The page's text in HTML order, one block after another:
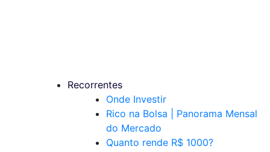
Recorrentes
Onde Investir
Rico na Bolsa | Panorama Mensal
do Mercado
Quanto rende R$ 1000?